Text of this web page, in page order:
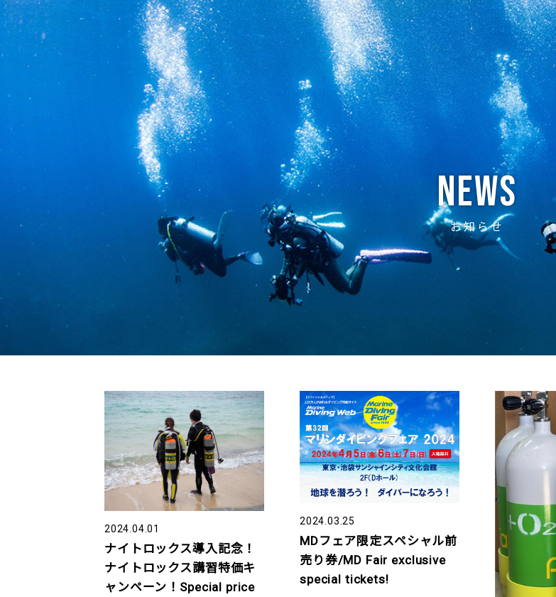
ABOUT CREW NEWS DIVE LOG
News
お知らせ
2024.04.01
ナイトロックス導入記念！
ナイトロックス講習特価キ
ャンペーン！Special price
2024.03.25
MDフェア限定スペシャル前
売り券/MD Fair exclusive
special tickets!